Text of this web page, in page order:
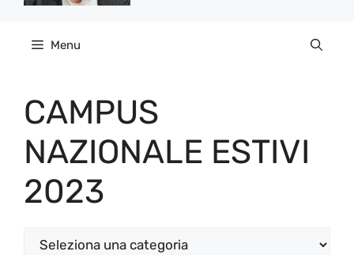
Menu
CAMPUS
NAZIONALE ESTIVI
2023
Categorie